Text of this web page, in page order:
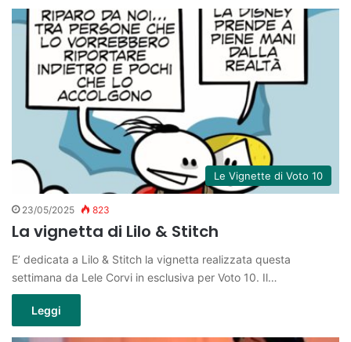
Le Vignette di Voto 10
23/05/2025 823
La vignetta di Lilo & Stitch
E’ dedicata a Lilo & Stitch la vignetta realizzata questa
settimana da Lele Corvi in esclusiva per Voto 10. Il…
Leggi